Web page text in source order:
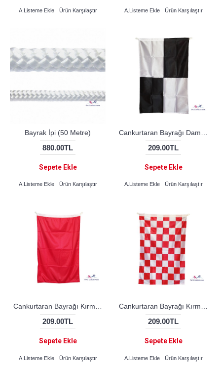
A.Listeme Ekle Ürün Karşılaştır A.Listeme Ekle Ürün Karşılaştır
Bayrak İpi (50 Metre)
880.00TL
Sepete Ekle
A.Listeme Ekle Ürün Karşılaştır
209.00TL
Sepete Ekle
A.Listeme Ekle Ürün Karşılaştır
Cankurtaran Bayrağı Kırmızı
209.00TL
Sepete Ekle
A.Listeme Ekle Ürün Karşılaştır
Cankurtaran Bayrağı Kırmızı - Beyaz Damalı
209.00TL
Sepete Ekle
A.Listeme Ekle Ürün Karşılaştır